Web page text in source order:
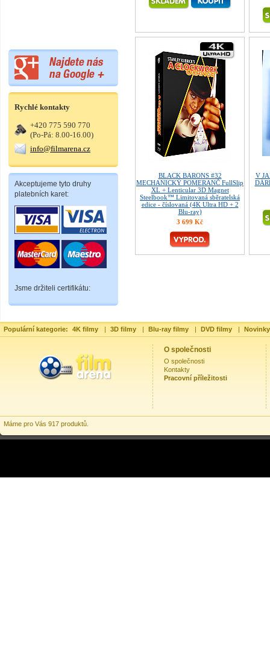
Rychlé kontakty
+420 775 590 770
(Po-Pá: 8.00-16.00)
info@filmarena.cz
Akceptujeme tyto druhy
platebních karet:
Jsme držiteli certifikátu:
BLACK BARONS #32
MECHANICKÝ POMERANČ FullSlip
XL + Lenticular 3D Magnet
Steelbook™ Limitovaná sběratelská
edice - číslovaná (4K Ultra HD + 2
Blu-ray)
3 699 Kč
V
Populární kategorie: 4K filmy | 3D filmy | Blu-ray filmy | DVD filmy |
O společnosti
O společnosti
Kontakty
Pracovní příležitosti
Máme pro Vás 917 produktů.